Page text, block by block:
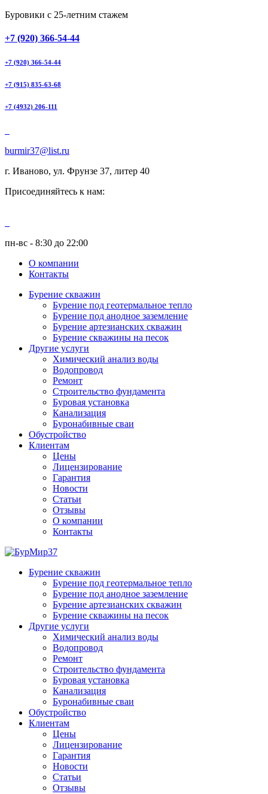
Буровики с 25-летним стажем
+7 (920) 366-54-44
+7 (920) 366-54-44
+7 (915) 835-63-68
+7 (4932) 206-111
burmir37@list.ru
г. Иваново, ул. Фрунзе 37, литер 40
Присоединяйтесь к нам:
пн-вс - 8:30 до 22:00
О компании
Контакты
Бурение скважин
Бурение под геотермальное тепло
Бурение под анодное заземление
Бурение артезианских скважин
Бурение скважины на песок
Другие услуги
Химический анализ воды
Водопровод
Ремонт
Строительство фундамента
Буровая установка
Канализация
Буронабивные сваи
Обустройство
Клиентам
Цены
Лицензирование
Гарантия
Новости
Статьи
Отзывы
О компании
Контакты
Бурение скважин
Бурение под геотермальное тепло
Бурение под анодное заземление
Бурение артезианских скважин
Бурение скважины на песок
Другие услуги
Химический анализ воды
Водопровод
Ремонт
Строительство фундамента
Буровая установка
Канализация
Буронабивные сваи
Обустройство
Клиентам
Цены
Лицензирование
Гарантия
Новости
Статьи
Отзывы